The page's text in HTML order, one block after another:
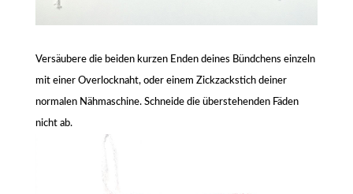
Versäubere die beiden kurzen Enden deines Bündchens einzeln
mit einer Overlocknaht, oder einem Zickzackstich deiner
normalen Nähmaschine. Schneide die überstehenden Fäden
nicht ab.